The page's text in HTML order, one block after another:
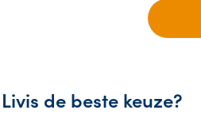
de beste keuze?